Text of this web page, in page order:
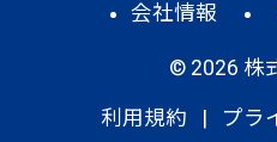
会社情報
© 2026 株
利用規約 プラ